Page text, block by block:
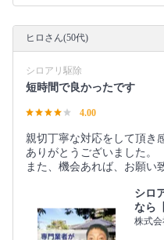
ヒロさん(50代)
シロアリ駆除
短時間で良かったです
4.00
親切丁寧な対応をして頂き
ありがとうございました。
また、機会あれば、お願い
シロ
なら
株式